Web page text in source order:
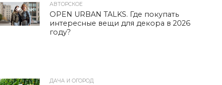
1.5K
АВТОРСКОЕ
OPEN URBAN TALKS. Где покупать
интересные вещи для декора в 2026
году?
ДАЧА И ОГОРОД